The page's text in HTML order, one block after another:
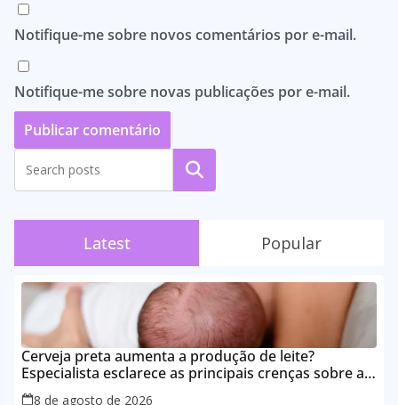
Notifique-me sobre novos comentários por e-mail.
Notifique-me sobre novas publicações por e-mail.
Pesquisar
Latest Popular
Cerveja preta aumenta a produção de leite?
Especialista esclarece as principais crenças sobre a
alimentação durante a amamentação
8 de agosto de 2026